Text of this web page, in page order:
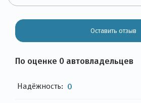
Оставить отзыв
По оценке 0 автовладельцев
Надёжность: 0